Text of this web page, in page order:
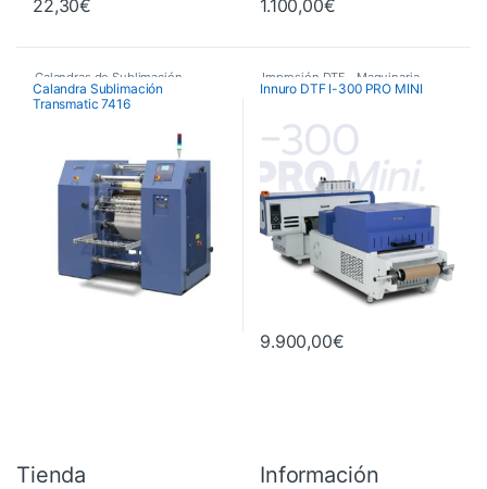
22,30€ 1.100,00€
Calandras de Sublimación
Calandras de Sublimación
Calandra Sublimación
Transmatic 7416
Impresión DTF Maquinaria
Plotters de impresión DTF Innuro
Innuro DTF I-300 PRO MINI
9.900,00€
Tienda Información